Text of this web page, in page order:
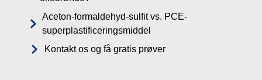
Aceton-formaldehyd-sulfit vs. PCE-
superplastificeringsmiddel
Kontakt os og få gratis prøver